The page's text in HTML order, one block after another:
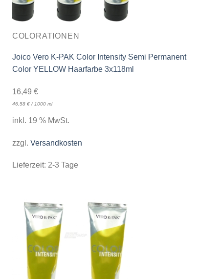
COLORATIONEN
Joico Vero K-PAK Color Intensity Semi Permanent
Color YELLOW Haarfarbe 3x118ml
16,49 €
46,58 €/ 1000 ml
inkl. 19 % MwSt.
zzgl. Versandkosten
Lieferzeit: 2-3 Tage